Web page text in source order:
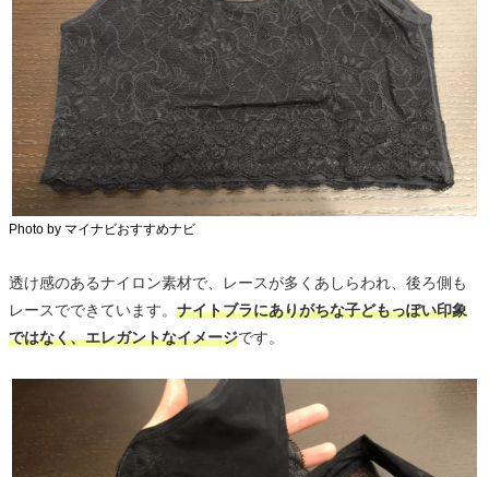
Photo by マイナビおすすめナビ
透け感のあるナイロン素材で、レースが多くあしらわれ、後ろ側も
レースでできています。 ナイトブラにありがちな子どもっぽい印象
ではなく、エレガントなイメージです。